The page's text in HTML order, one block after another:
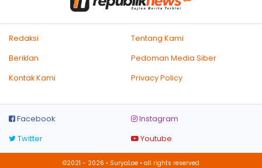
Redaksi
Tentang Kami
Beriklan
Pedoman Media Siber
Kontak Kami
Privacy Policy
Facebook
Instagram
Twitter
Youtube
©2021 - 2026 • SuryaLoe • all rights reserved